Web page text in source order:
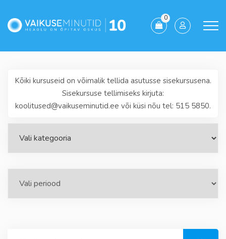
0
Kõiki kursuseid on võimalik tellida asutusse sisekursusena.
Sisekursuse tellimiseks kirjuta:
koolitused@vaikuseminutid.ee või küsi nõu tel: 515 5850.